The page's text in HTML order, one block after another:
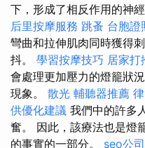
下，形成了相反作用的神
后里按摩服務 跳蚤 台胞證
彎曲和拉伸肌肉同時獲得
抖。 學習按摩技巧 居家打
會處理更加壓力的燈籠狀
現象。 散光 輔聽器推薦
供優化建議 我們中的許多
奮。 因此，該療法也是燈
的事實的一部分。 seo公司